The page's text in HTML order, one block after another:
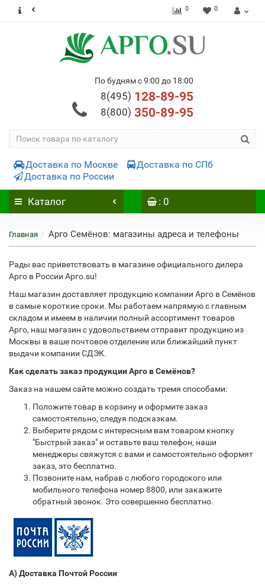
0 0
По будням с 9:00 до 18:00
8(495) 128-89-95
8(800) 350-89-95
Доставка по Москве
Доставка по СПб
Доставка по России
Каталог : 0
Главная Арго Семёнов: магазины адреса и телефоны
Рады вас приветствовать в магазине официального дилера
Арго в России Арго.su!
Наш магазин доставляет продукцию компании Арго в Семёнов
в самые короткие сроки. Мы работаем напрямую с главным
складом и имеем в наличии полный ассортимент товаров
Арго, наш магазин с удовольствием отправит продукцию из
Москвы в ваше почтовое отделение или ближайший пункт
выдачи компании СДЭК.
Как сделать заказ продукции Арго в Семёнов?
Заказ на нашем сайте можно создать тремя способами:
Положите товар в корзину и оформите заказ
самостоятельно, следуя подсказкам.
Выберите рядом с интересным вам товаром кнопку
"Быстрый заказ" и оставьте ваш телефон, наши
менеджеры свяжутся с вами и самостоятельно оформят
заказ, это бесплатно.
Позвоните нам, набрав с любого городского или
мобильного телефона номер 8800, или закажите
обратный звонок. Это совершенно бесплатно.
А) Доставка Почтой России